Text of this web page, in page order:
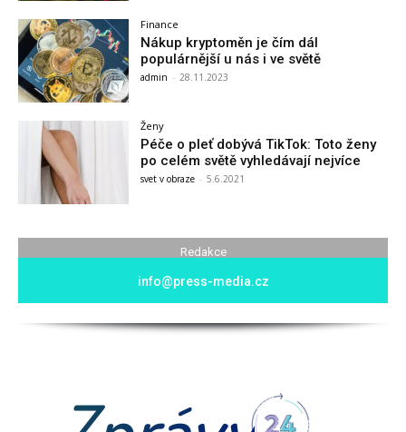
Finance
Nákup kryptoměn je čím dál
populárnější u nás i ve světě
admin - 28.11.2023
Ženy
Péče o pleť dobývá TikTok: Toto ženy
po celém světě vyhledávají nejvíce
svet v obraze - 5.6.2021
Redakce
info@press-media.cz